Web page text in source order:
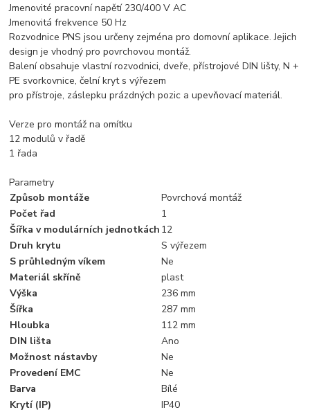
Jmenovité pracovní napětí 230/400 V AC
Jmenovitá frekvence 50 Hz
Rozvodnice PNS jsou určeny zejména pro domovní aplikace. Jejich
design je vhodný pro povrchovou montáž.
Balení obsahuje vlastní rozvodnici, dveře, přístrojové DIN lišty, N +
PE svorkovnice, čelní kryt s výřezem
pro přístroje, záslepku prázdných pozic a upevňovací materiál.
Verze pro montáž na omítku
12 modulů v řadě
1 řada
Parametry
Způsob montáže
Povrchová montáž
Počet řad
1
Šířka v modulárních jednotkách 12
Druh krytu
S výřezem
S průhledným víkem
Ne
Materiál skříně
plast
Výška
236 mm
Šířka
287 mm
Hloubka
112 mm
DIN lišta
Ano
Možnost nástavby
Ne
Provedení EMC
Ne
Barva
Bílé
Krytí (IP)
IP40